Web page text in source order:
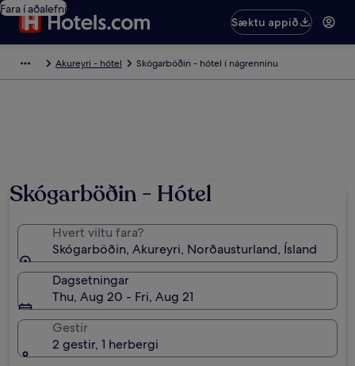
Fara í aðalefni
Sæktu appið
Akureyri - hótel Skógarböðin - hótel í nágrenninu
Skógarböðin - Hótel
Hvert viltu fara?
Skógarböðin, Akureyri, Norðausturland, Ísland
Dagsetningar
Thu, Aug 20 - Fri, Aug 21
Gestir
2 gestir, 1 herbergi